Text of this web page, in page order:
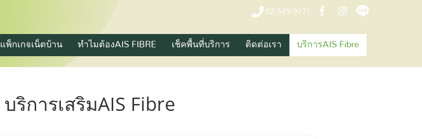
02-549-9171
แพ็กเกจเน็ตบ้าน ทำไมต้องAIS FIBRE เช็คพื้นที่บริการ ติดต่อเรา บริการAIS Fibre
บริการเสริมAIS Fibre